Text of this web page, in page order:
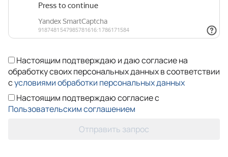
Настоящим подтверждаю и даю согласие на
обработку своих персональных данных в соответствии
сусловиями обработки персональных данных
Настоящим подтверждаю согласие с
Пользовательским соглашением
Отправить запрос